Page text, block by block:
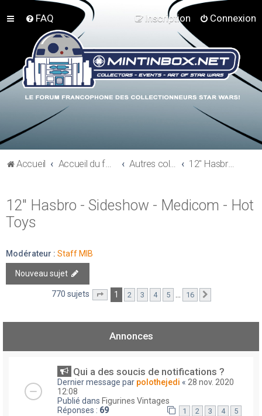
FAQ Connexion
Inscription
Accueil Accueil du forum Autres collections Star Wars 12" Hasbro - Sideshow - Medicom - Hot Toys
12" Hasbro - Sideshow - Medicom - Hot
Toys
Modérateur : Staff MIB
Nouveau sujet
770 sujets Page sur16
1 2 3 4 5 … 16
Annonces
Qui a des soucis de notifications ?
Dernier message par polothejedi « 28 nov. 2020
12:08
Publié dans Figurines Vintages
Réponses : 69 1 2 3 4 5